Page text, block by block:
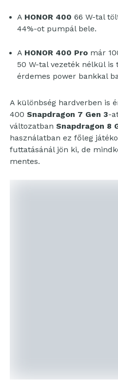
A HONOR 400 66 W-tal
44%-ot pumpál bele.
A HONOR 400 Pro már
50 W-tal vezeték nélkül
érdemes power bankkal
A különbség hardverben is
400 Snapdragon 7 Gen 3-
változatban Snapdragon 8
használatban ez főleg
futtatásánál jön ki, de
mentes.